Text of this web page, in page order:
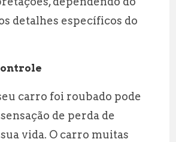
detalhes específicos do
carro foi roubado pode
de perda de
vida. O carro muitas